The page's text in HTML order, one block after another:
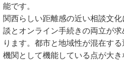
能です。
関西らしい距離感の近い相談文
談とオンライン手続きの両立が
ります。都市と地域性が混在す
機関として機能している点が大き